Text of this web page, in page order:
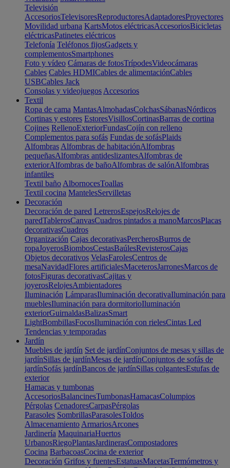
Televisión
AccesoriosTelevisoresReproductoresAdaptadoresProyectores
Movilidad urbana KartsMotos eléctricasAccesoriosBicicletas
eléctricasPatinetes eléctricos
Telefonía Teléfonos fijosGadgets y
complementosSmartphones
Foto y vídeo Cámaras de fotosTrípodesVideocámaras
Cables Cables HDMICables de alimentaciónCables
USBCables Jack
Consolas y videojuegos Accesorios
Textil
Ropa de cama MantasAlmohadasColchasSábanasNórdicos
Cortinas y estores EstoresVisillosCortinasBarras de cortina
Cojines RellenoExteriorFundasCojín con relleno
Complementos para sofás Fundas de sofásPlaids
Alfombras Alfombras de habitaciónAlfombras
pequeñasAlfombras antideslizantesAlfombras de
exteriorAlfombras de bañoAlfombras de salónAlfombras
infantiles
Textil baño AlbornocesToallas
Textil cocina MantelesServilletas
Decoración
Decoración de pared LetrerosEspejosRelojes de
paredTablerosCanvasCuadros pintados a manoMarcosPlacas
decorativasCuadros
Organización Cajas decorativasPercherosBurros de
ropaJoyerosBiombosCestasBaúlesRevisterosCajas
Objetos decorativos VelasFarolesCentros de
mesaNavidadFlores artificialesMaceterosJarronesMarcos de
fotosFiguras decorativasCajitas y
joyerosRelojesAmbientadores
Iluminación LámparasIluminación decorativaIluminación para
mueblesIluminación para dormitorioIluminación
exteriorGuirnaldasBalizasSmart
LightBombillasFocosIluminación con rielesCintas Led
Tendencias y temporadas
Jardín
Muebles de jardín Set de jardínConjuntos de mesas y sillas de
jardínSillas de jardínMesas de jardínConjuntos de sofás de
jardínSofás jardínBancos de jardínSillas colgantesEstufas de
exterior
Hamacas y tumbonas
AccesoriosBalancinesTumbonasHamacasColumpios
Pérgolas CenadoresCarpasPérgolas
Parasoles SombrillasParasolesToldos
Almacenamiento ArmariosArcones
Jardinería MaquinariaHuertos
UrbanosRiegoPlantasJardinerasCompostadores
Cocina BarbacoasCocina de exterior
Decoración Grifos y fuentesEstatuasMacetasTermómetros y